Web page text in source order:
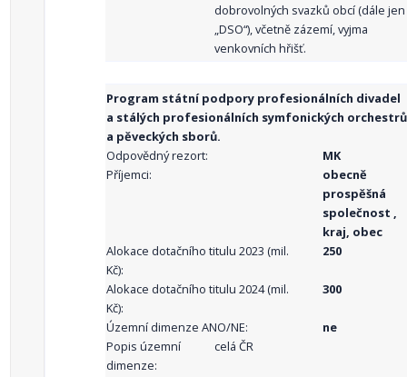
dobrovolných svazků obcí (dále jen
„DSO“), včetně zázemí, vyjma
venkovních hřišť.
Program státní podpory profesionálních divadel
a stálých profesionálních symfonických orchestrů
a pěveckých sborů.
Odpovědný rezort:
MK
Příjemci:
obecně
prospěšná
společnost ,
kraj, obec
Alokace dotačního titulu 2023 (mil.
Kč):
250
Alokace dotačního titulu 2024 (mil.
Kč):
300
Územní dimenze ANO/NE:
ne
Popis územní
dimenze:
celá ČR